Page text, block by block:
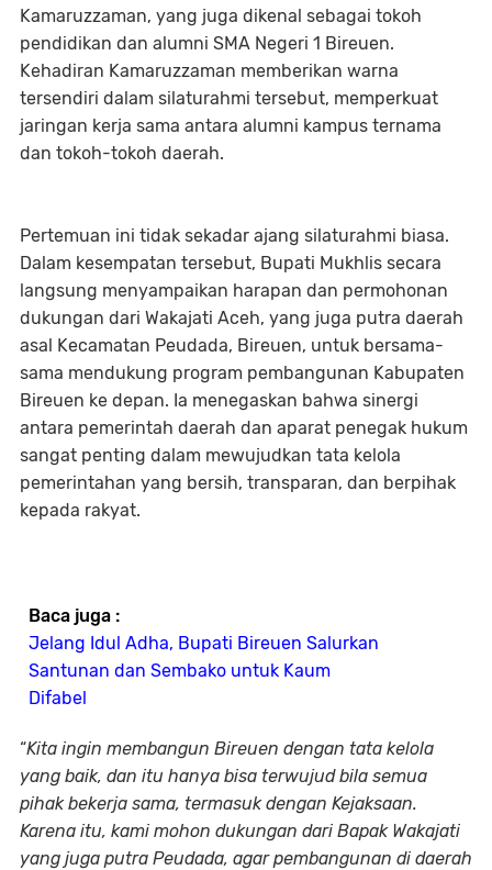
Kamaruzzaman, yang juga dikenal sebagai tokoh
pendidikan dan alumni SMA Negeri 1 Bireuen.
Kehadiran Kamaruzzaman memberikan warna
tersendiri dalam silaturahmi tersebut, memperkuat
jaringan kerja sama antara alumni kampus ternama
dan tokoh-tokoh daerah.
Pertemuan ini tidak sekadar ajang silaturahmi biasa.
Dalam kesempatan tersebut, Bupati Mukhlis secara
langsung menyampaikan harapan dan permohonan
dukungan dari Wakajati Aceh, yang juga putra daerah
asal Kecamatan Peudada, Bireuen, untuk bersama-
sama mendukung program pembangunan Kabupaten
Bireuen ke depan. Ia menegaskan bahwa sinergi
antara pemerintah daerah dan aparat penegak hukum
sangat penting dalam mewujudkan tata kelola
pemerintahan yang bersih, transparan, dan berpihak
kepada rakyat.
Baca juga :
Jelang Idul Adha, Bupati Bireuen Salurkan
Santunan dan Sembako untuk Kaum
Difabel
“Kita ingin membangun Bireuen dengan tata kelola
yang baik, dan itu hanya bisa terwujud bila semua
pihak bekerja sama, termasuk dengan Kejaksaan.
Karena itu, kami mohon dukungan dari Bapak Wakajati
yang juga putra Peudada, agar pembangunan di daerah